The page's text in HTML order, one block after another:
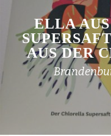
ELLA
AUS DER